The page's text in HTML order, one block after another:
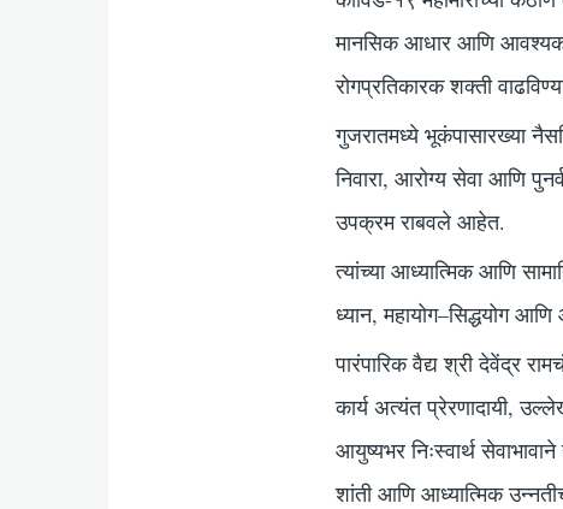
मानसिक आधार आणि आवश्यक
रोगप्रतिकारक शक्ती
गुजरातमध्ये भूकंपासारख्या
निवारा, आरोग्य सेवा आणि
उपक्रम राबवले आहेत.
त्यांच्या आध्यात्मिक आणि
ध्यान, महायोग–सिद्धयोग
पारंपारिक वैद्य श्री देवेंद्र
कार्य अत्यंत प्रेरणादायी,
आयुष्यभर निःस्वार्थ
शांती आणि आध्यात्मिक